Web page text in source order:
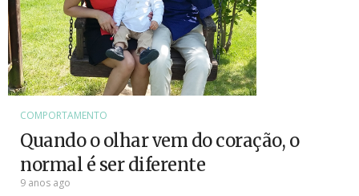
COMPORTAMENTO
Quando o olhar vem do coração, o
normal é ser diferente
9 anos ago